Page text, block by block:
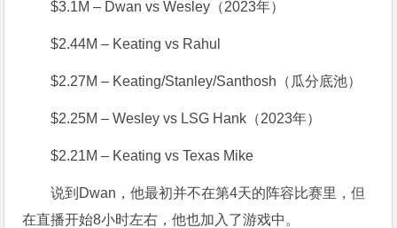
$3.1M – Dwan vs Wesley（2023年）
$2.44M – Keating vs Rahul
$2.27M – Keating/Stanley/Santhosh（瓜分底池）
$2.25M – Wesley vs LSG Hank（2023年）
$2.21M – Keating vs Texas Mike
说到Dwan，他最初并不在第4天的阵容比赛里，但
在直播开始8小时左右，他也加入了游戏中。